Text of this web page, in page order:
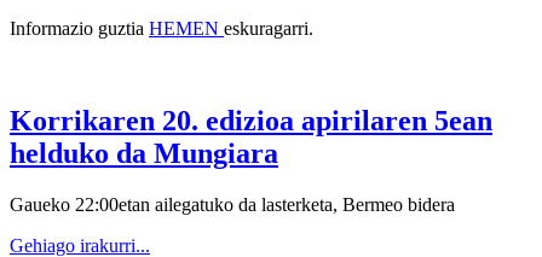
Informazio guztia HEMEN eskuragarri.
Korrikaren 20. edizioa apirilaren 5ean
helduko da Mungiara
Gaueko 22:00etan ailegatuko da lasterketa, Bermeo bidera
Gehiago irakurri...